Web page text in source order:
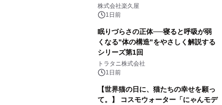
メニューを提供
株式会社楽久屋
1日前
眠りづらさの正体──寝ると呼吸が弱
くなる"体の構造"をやさしく解説する
シリーズ第1回
トラタニ株式会社
1日前
【世界猫の日に、猫たちの幸せを願っ
て。】 コスモウォーター「にゃんモデ